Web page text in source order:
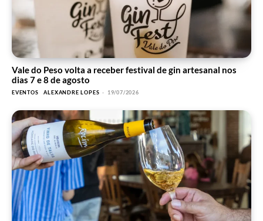
Vale do Peso volta a receber festival de gin artesanal nos
dias 7 e 8 de agosto
EVENTOS ALEXANDRE LOPES - 19/07/2026